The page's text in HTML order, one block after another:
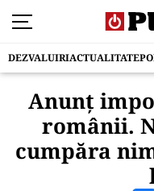
DEZVALUIRIACTUALITATE
Anunț
românii.
cumpăra